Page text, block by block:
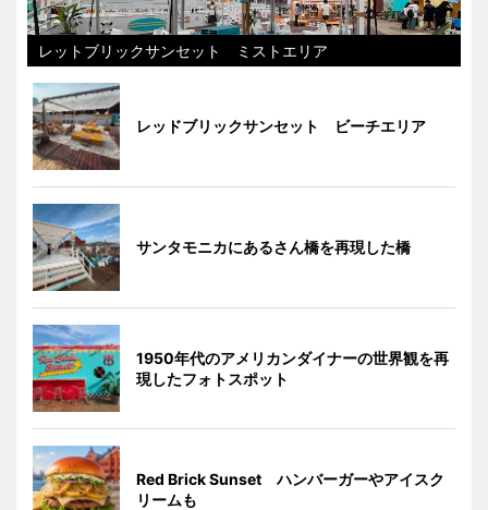
レットブリックサンセット ミストエリア
レッドブリックサンセット ビーチエリア
サンタモニカにあるさん橋を再現した橋
1950年代のアメリカンダイナーの世界観を再
現したフォトスポット
Red Brick Sunset ハンバーガーやアイスク
リームも